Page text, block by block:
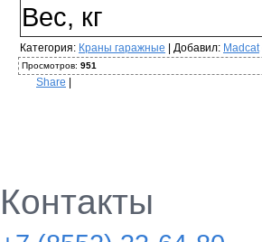
Вес, кг
Категория: Краны гаражные Добавил: Madcat
Просмотров: 951
Share
Контакты